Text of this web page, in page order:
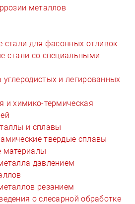
металлов
стали для фасонных отливок
стали со специальными
и легированных
и химико-термическая
и сплавы
твердые сплавы
материалы
давлением
резанием
о слесарной обработке